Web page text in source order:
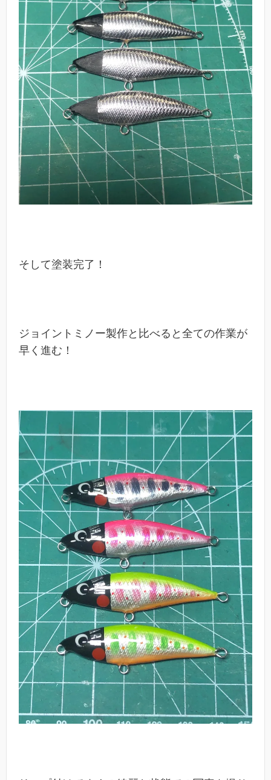
そして塗装完了！
ジョイントミノー製作と比べると全ての作業が
早く進む！